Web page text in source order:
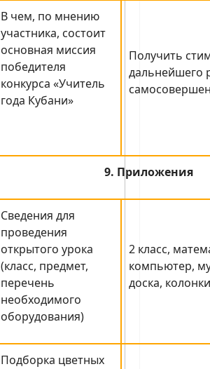
В чем, по мнению
участника, состоит
основная миссия
победителя
конкурса «Учитель
года Кубани»
Получить
дальнейшего
9. Приложения
Сведения для
проведения
открытого урока
(класс, предмет,
перечень
необходимого
оборудования)
2 класс,
компьютер,
доска,
Подборка цветных